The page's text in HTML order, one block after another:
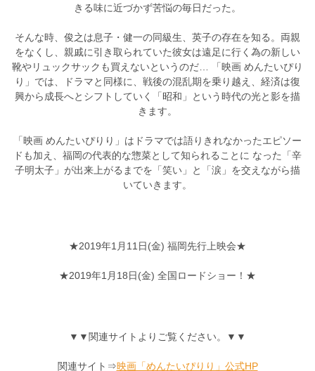
きる味に近づかず苦悩の毎日だった。
そんな時、俊之は息子・健一の同級生、英子の存在を知る。両親
をなくし、親戚に引き取られていた彼女は遠足に行く為の新しい
靴やリュックサックも買えないというのだ… 「映画 めんたいぴり
り」では、ドラマと同様に、戦後の混乱期を乗り越え、経済は復
興から成長へとシフトしていく「昭和」という時代の光と影を描
きます。
「映画 めんたいぴりり」はドラマでは語りきれなかったエピソー
ドも加え、福岡の代表的な惣菜として知られることに なった「辛
子明太子」が出来上がるまでを「笑い」と「涙」を交えながら描
いていきます。
★2019年1月11日(金) 福岡先行上映会★
★2019年1月18日(金) 全国ロードショー！★
▼▼関連サイトよりご覧ください。▼▼
関連サイト⇒映画「めんたいぴりり」公式HP